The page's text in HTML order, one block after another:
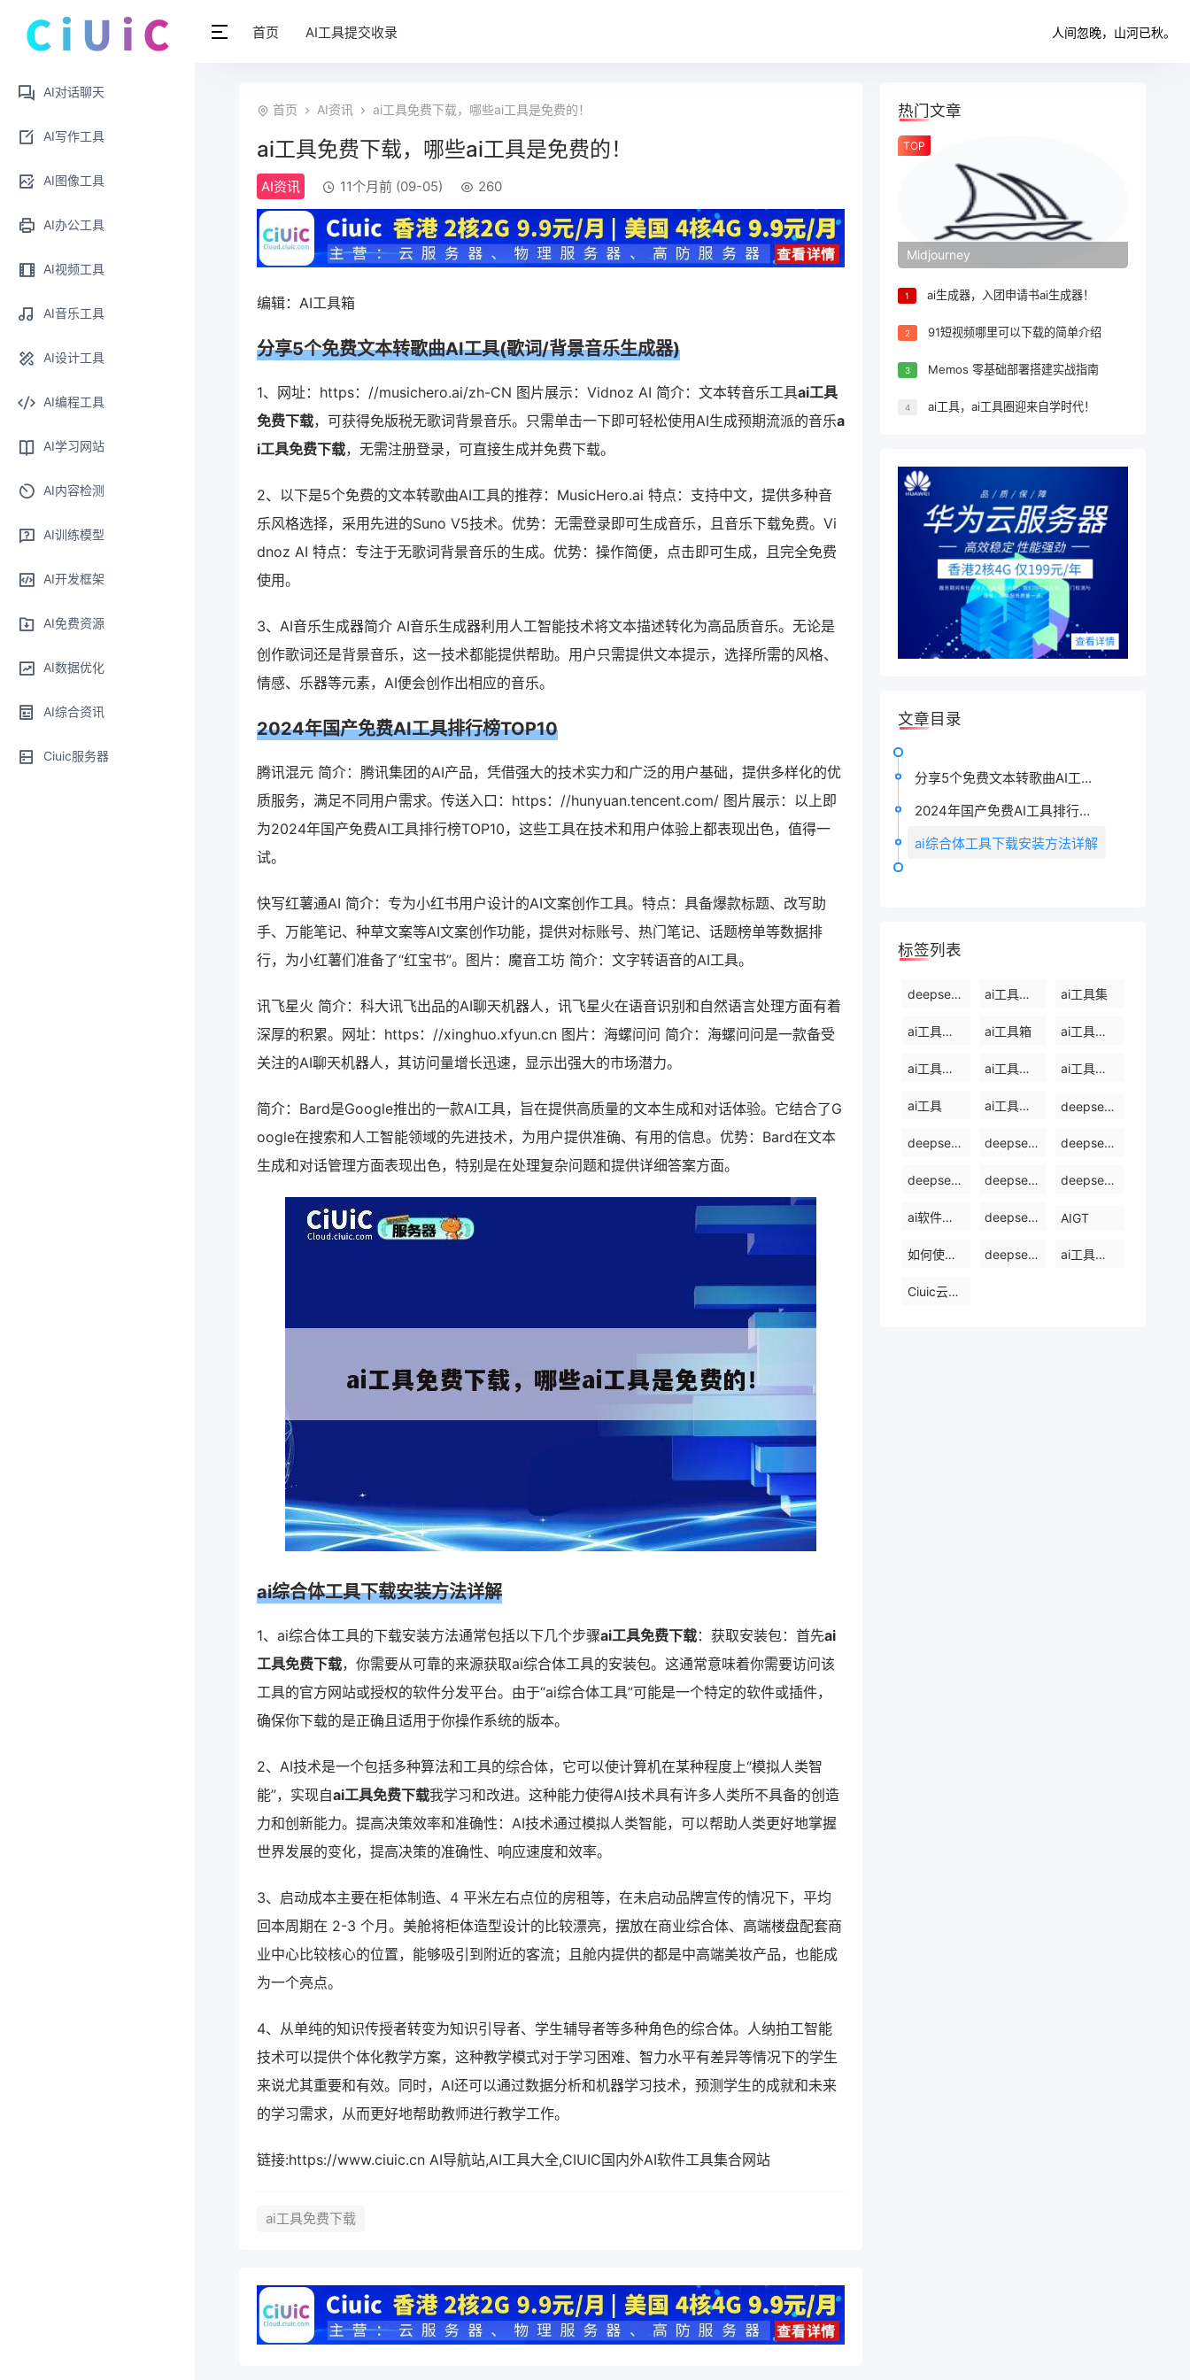
AI对话聊天
AI写作工具
AI图像工具
AI办公工具
AI视频工具
AI音乐工具
AI设计工具
AI编程工具
AI学习网站
AI内容检测
AI训练模型
AI开发框架
AI免费资源
AI数据优化
AI综合资讯
Ciuic服务器
首页 AI工具提交收录 人间忽晚，山河已秋。
首页 AI资讯 ai工具免费下载，哪些ai工具是免费的！
ai工具免费下载，哪些ai工具是免费的！
AI资讯 11个月前 (09-05) 260
编辑：AI工具箱
分享5个免费文本转歌曲AI工具(歌词/背景音乐生成器)
1、网址：https：//musichero.ai/zh-CN 图片展示：Vidnoz AI 简介：文本转音乐工具ai工具
免费下载，可获得免版税无歌词背景音乐。只需单击一下即可轻松使用AI生成预期流派的音乐a
i工具免费下载，无需注册登录，可直接生成并免费下载。
2、以下是5个免费的文本转歌曲AI工具的推荐：MusicHero.ai 特点：支持中文，提供多种音
乐风格选择，采用先进的Suno V5技术。优势：无需登录即可生成音乐，且音乐下载免费。Vi
dnoz AI 特点：专注于无歌词背景音乐的生成。优势：操作简便，点击即可生成，且完全免费
使用。
3、AI音乐生成器简介 AI音乐生成器利用人工智能技术将文本描述转化为高品质音乐。无论是
创作歌词还是背景音乐，这一技术都能提供帮助。用户只需提供文本提示，选择所需的风格、
情感、乐器等元素，AI便会创作出相应的音乐。
2024年国产免费AI工具排行榜TOP10
腾讯混元 简介：腾讯集团的AI产品，凭借强大的技术实力和广泛的用户基础，提供多样化的优
质服务，满足不同用户需求。传送入口：https：//hunyuan.tencent.com/ 图片展示：以上即
为2024年国产免费AI工具排行榜TOP10，这些工具在技术和用户体验上都表现出色，值得一
试。
快写红薯通AI 简介：专为小红书用户设计的AI文案创作工具。特点：具备爆款标题、改写助
手、万能笔记、种草文案等AI文案创作功能，提供对标账号、热门笔记、话题榜单等数据排
行，为小红薯们准备了“红宝书”。图片：魔音工坊 简介：文字转语音的AI工具。
讯飞星火 简介：科大讯飞出品的AI聊天机器人，讯飞星火在语音识别和自然语言处理方面有着
深厚的积累。网址：https：//xinghuo.xfyun.cn 图片：海螺问问 简介：海螺问问是一款备受
关注的AI聊天机器人，其访问量增长迅速，显示出强大的市场潜力。
简介：Bard是Google推出的一款AI工具，旨在提供高质量的文本生成和对话体验。它结合了G
oogle在搜索和人工智能领域的先进技术，为用户提供准确、有用的信息。优势：Bard在文本
生成和对话管理方面表现出色，特别是在处理复杂问题和提供详细答案方面。
ai综合体工具下载安装方法详解
1、ai综合体工具的下载安装方法通常包括以下几个步骤ai工具免费下载：获取安装包：首先ai
工具免费下载，你需要从可靠的来源获取ai综合体工具的安装包。这通常意味着你需要访问该
工具的官方网站或授权的软件分发平台。由于“ai综合体工具”可能是一个特定的软件或插件，
确保你下载的是正确且适用于你操作系统的版本。
2、AI技术是一个包括多种算法和工具的综合体，它可以使计算机在某种程度上“模拟人类智
能”，实现自ai工具免费下载我学习和改进。这种能力使得AI技术具有许多人类所不具备的创造
力和创新能力。提高决策效率和准确性：AI技术通过模拟人类智能，可以帮助人类更好地掌握
世界发展的变化，提高决策的准确性、响应速度和效率。
3、启动成本主要在柜体制造、4 平米左右点位的房租等，在未启动品牌宣传的情况下，平均
回本周期在 2-3 个月。美舱将柜体造型设计的比较漂亮，摆放在商业综合体、高端楼盘配套商
业中心比较核心的位置，能够吸引到附近的客流；且舱内提供的都是中高端美妆产品，也能成
为一个亮点。
4、从单纯的知识传授者转变为知识引导者、学生辅导者等多种角色的综合体。人纳拍工智能
技术可以提供个体化教学方案，这种教学模式对于学习困难、智力水平有差异等情况下的学生
来说尤其重要和有效。同时，AI还可以通过数据分析和机器学习技术，预测学生的成就和未来
的学习需求，从而更好地帮助教师进行教学工作。
链接:https://www.ciuic.cn AI导航站,AI工具大全,CIUIC国内外AI软件工具集合网站
ai工具免费下载
热门文章
TOP
Midjourney
1 ai生成器，入团申请书ai生成器！
2 91短视频哪里可以下载的简单介绍
3 Memos 零基础部署搭建实战指南
4 ai工具，ai工具圈迎来自学时代！
文章目录
分享5个免费文本转歌曲AI工具(歌词/背景音乐生成器)
2024年国产免费AI工具排行榜TOP10
ai综合体工具下载安装方法详解
标签列表
deepseek能干什么 ai工具有哪些 ai工具集
ai工具免费使用 ai工具箱 ai工具免费下载
ai工具软件有哪些 ai工具软件 ai工具集官网
ai工具 ai工具软件排名前十 deepseek
deepseek使用方法 deepseek怎么使用deepseek deepseek开源ai
deepseek官网下载 deepseek怎么使用 deepseek电脑版
ai软件排行榜前十名 deepseek是什么 AIGT
如何使用ai工具 deepseek官网 ai工具哪个最好用
Ciuic云服务器